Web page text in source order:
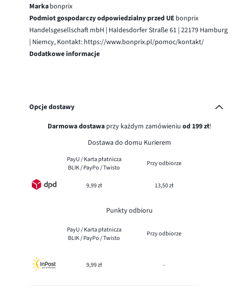
Markabonprix
Podmiot gospodarczy odpowiedzialny przed UE bonprix
Handelsgesellschaft mbH | Haldesdorfer Straße 61 | 22179 Hamburg
| Niemcy, Kontakt: https://www.bonprix.pl/pomoc/kontakt/
Dodatkowe informacje
Opcje dostawy
Darmowa dostawaprzy każdym zamówieniu od 199 zł!
Dostawa do domu Kurierem
PayU / Karta płatnicza
BLIK / PayPo / Twisto
Przy odbiorze
9,99 zł 13,50 zł
Punkty odbioru
PayU / Karta płatnicza
BLIK / PayPo / Twisto
Przy odbiorze
9,99 zł -